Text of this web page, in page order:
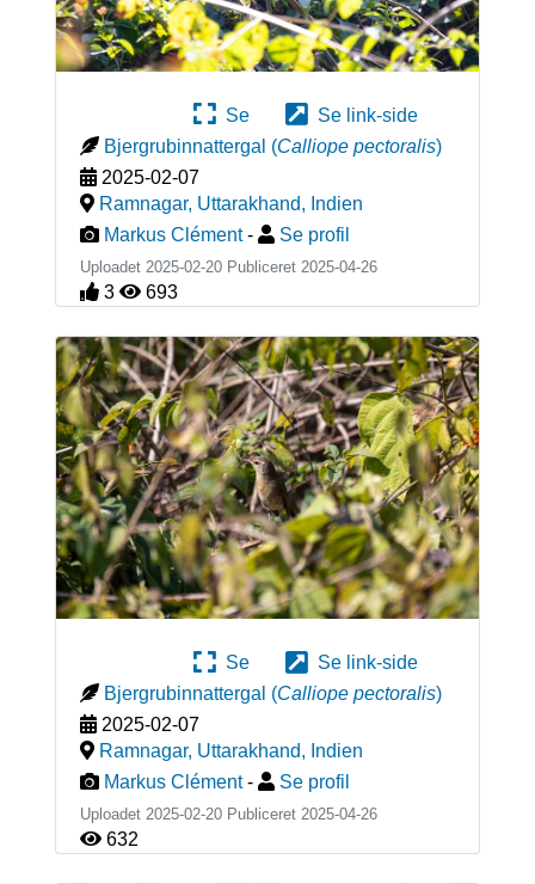
Se
Se link-side
Bjergrubinnattergal (Calliope pectoralis)
2025-02-07
Ramnagar, Uttarakhand, Indien
Markus Clément - Se profil
Uploadet 2025-02-20 Publiceret 2025-04-26
3 693
Se
Se link-side
Bjergrubinnattergal (Calliope pectoralis)
2025-02-07
Ramnagar, Uttarakhand, Indien
Markus Clément - Se profil
Uploadet 2025-02-20 Publiceret 2025-04-26
632